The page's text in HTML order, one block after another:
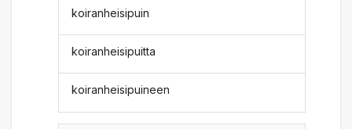
koiranheisipuin
koiranheisipuitta
koiranheisipuineen